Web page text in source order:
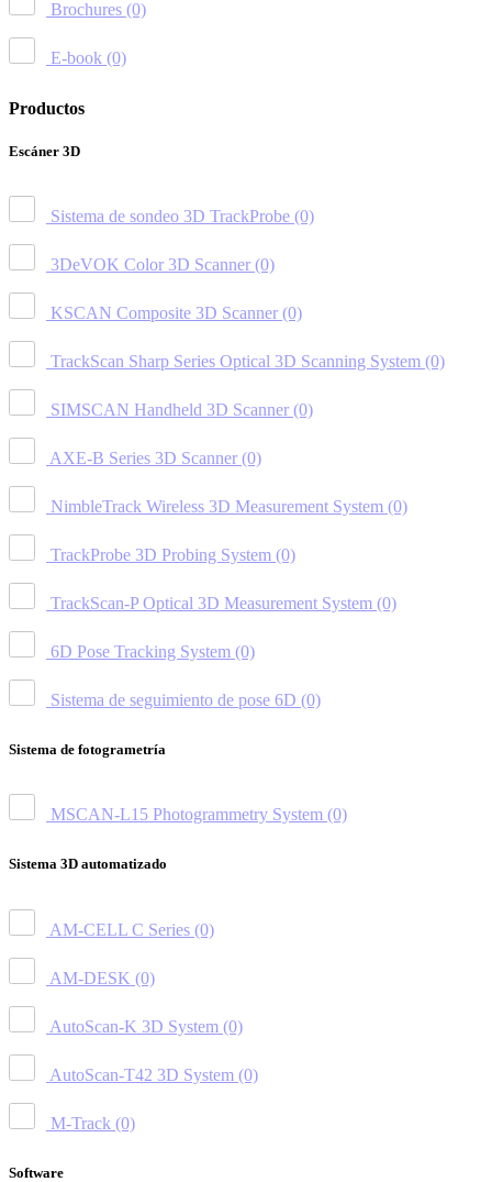
Brochures (0)
E-book (0)
Productos
Escáner 3D
Sistema de sondeo 3D TrackProbe (0)
3DeVOK Color 3D Scanner (0)
KSCAN Composite 3D Scanner (0)
TrackScan Sharp Series Optical 3D Scanning System (0)
SIMSCAN Handheld 3D Scanner (0)
AXE-B Series 3D Scanner (0)
NimbleTrack Wireless 3D Measurement System (0)
TrackProbe 3D Probing System (0)
TrackScan-P Optical 3D Measurement System (0)
6D Pose Tracking System (0)
Sistema de seguimiento de pose 6D (0)
Sistema de fotogrametría
MSCAN-L15 Photogrammetry System (0)
Sistema 3D automatizado
AM-CELL C Series (0)
AM-DESK (0)
AutoScan-K 3D System (0)
AutoScan-T42 3D System (0)
M-Track (0)
Software